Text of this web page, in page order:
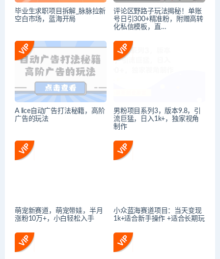
毕业生求职项目拆解_脉脉拉新
空白市场，蓝海开局
评论区野路子玩法揭秘！单账
号日引300+精准粉，附赠高转
化私信模板，直…
A lice自动广告打法秘籍，高阶
广告的玩法
男粉项目系列3，版本9.8，引
流巨猛，日入1k+，独家视角
制作
萌宠新赛道，萌宠带娃，半月
涨粉10万+，小白轻松入手
小众蓝海赛道项目：当天变现
1k+适合新手操作 +适合长期玩